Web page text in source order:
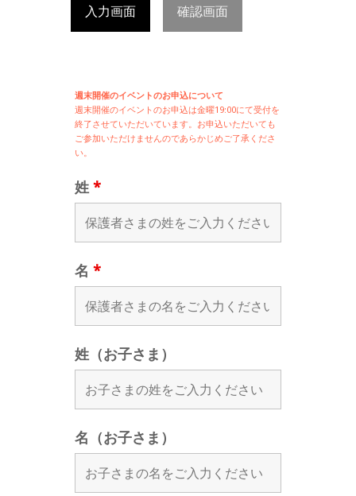
入力画面 確認画面
週末開催のイベントのお申込について
週末開催のイベントのお申込は金曜19:00にて受付を
終了させていただいています。お申込いただいても
ご参加いただけませんのであらかじめご了承くださ
い。
姓 *
名 *
姓（お子さま）
名（お子さま）